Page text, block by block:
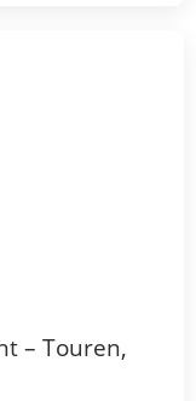
– Touren,